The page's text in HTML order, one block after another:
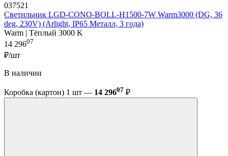
037521
Светильник LGD-CONO-BOLL-H1500-7W Warm3000 (DG, 36
deg, 230V) (Arlight, IP65 Металл, 3 года)
Warm | Тёплый 3000 K
14 29607
₽/шт
В наличии
Коробка (картон) 1 шт — 14 29607 ₽